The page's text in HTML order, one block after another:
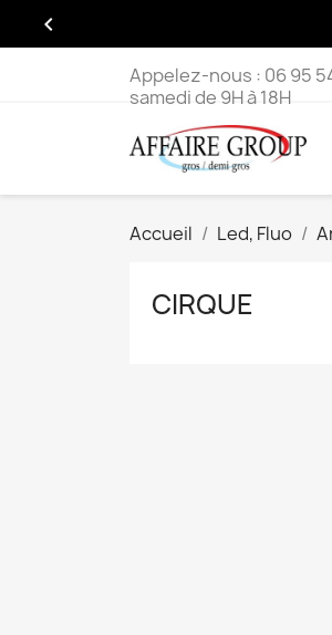

Appelez-nous : 06 95
samedi de 9H à 18H
Accueil Led, Fluo
CIRQUE